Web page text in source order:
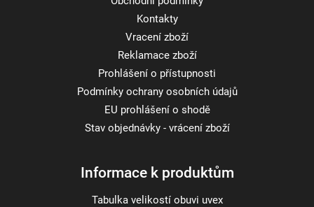
Kontakty
Vracení zboží
Reklamace zboží
Prohlášení o přístupnosti
Podmínky ochrany osobních údajů
EU prohlášení o shodě
Stav objednávky - vrácení zboží
Informace k produktům
Tabulka velikostí obuvi uvex